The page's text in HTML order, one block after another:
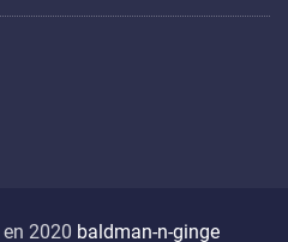
2020 baldman-n-ginge